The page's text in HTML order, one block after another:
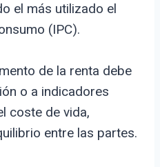
el más utilizado el
(IPC).
de la renta debe
o a indicadores
coste de vida,
entre las partes.